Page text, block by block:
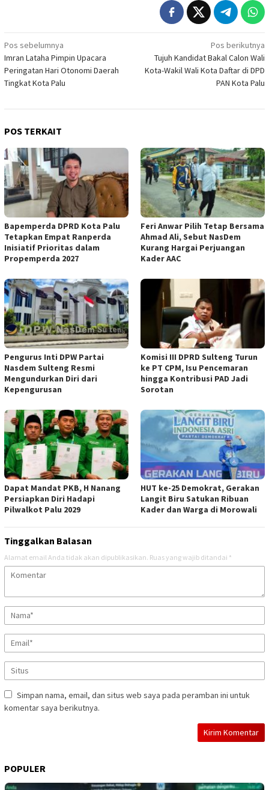
Navigasi
pos
Pos sebelumnya
Imran Lataha Pimpin Upacara
Peringatan Hari Otonomi Daerah
Tingkat Kota Palu
Pos berikutnya
Tujuh Kandidat Bakal Calon Wali
Kota-Wakil Wali Kota Daftar di DPD
PAN Kota Palu
POS TERKAIT
Bapemperda DPRD Kota Palu
Tetapkan Empat Ranperda
Inisiatif Prioritas dalam
Propemperda 2027
Feri Anwar Pilih Tetap Bersama
Ahmad Ali, Sebut NasDem
Kurang Hargai Perjuangan
Kader AAC
Pengurus Inti DPW Partai
Nasdem Sulteng Resmi
Mengundurkan Diri dari
Kepengurusan
Komisi III DPRD Sulteng Turun
ke PT CPM, Isu Pencemaran
hingga Kontribusi PAD Jadi
Sorotan
Dapat Mandat PKB, H Nanang
Persiapkan Diri Hadapi
Pilwalkot Palu 2029
HUT ke-25 Demokrat, Gerakan
Langit Biru Satukan Ribuan
Kader dan Warga di Morowali
Tinggalkan Balasan
Alamat email Anda tidak akan dipublikasikan. Ruas yang wajib ditandai *
Simpan nama, email, dan situs web saya pada peramban ini untuk
komentar saya berikutnya.
POPULER